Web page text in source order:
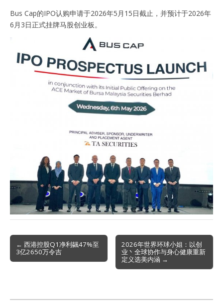
Bus Cap的IPO认购申请于2026年5月15日截止，并预计于2026年
6月3日正式挂牌马股创业板。
Post
navigation
← 西港控股Q1净利飊47%至
3亿2650万令吉
2026年世界环球小姐：以创
业丶全球协作与身心健康重新
定义选美内涵 →